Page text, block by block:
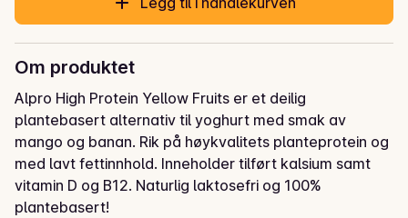
Om produktet
Alpro High Protein Yellow Fruits er et deilig
plantebasert alternativ til yoghurt med smak av
mango og banan. Rik på høykvalitets planteprotein og
med lavt fettinnhold. Inneholder tilført kalsium samt
vitamin D og B12. Naturlig laktosefri og 100%
plantebasert!